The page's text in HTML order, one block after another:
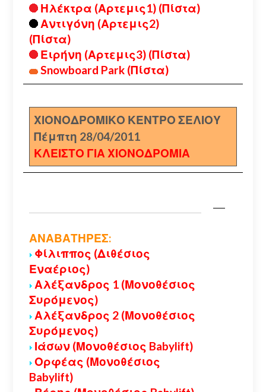
Ηλέκτρα (Αρτεμις1) (Πίστα)
Αντιγόνη (Αρτεμις2)
(Πίστα)
Ειρήνη (Αρτεμις3) (Πίστα)
Snowboard Park (Πίστα)
ΧΙΟΝΟΔΡΟΜΙΚΟ ΚΕΝΤΡΟ ΣΕΛΙΟΥ
Πέμπτη 28/04/2011
ΚΛΕΙΣΤΟ ΓΙΑ ΧΙΟΝΟΔΡΟΜΙΑ
ΑΝΑΒΑΤΗΡΕΣ:
Φίλιππος (Διθέσιος
Εναέριος)
Αλέξανδρος 1 (Μονοθέσιος
Συρόμενος)
Αλέξανδρος 2 (Μονοθέσιος
Συρόμενος)
Ιάσων (Μονοθέσιος Babylift)
Ορφέας (Μονοθέσιος
Babylift)